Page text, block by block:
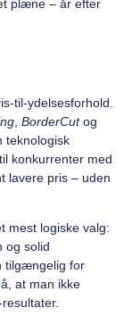
plæne – år efter
til-ydelsesforhold.
BorderCutog
teknologisk
konkurrenter med
lavere pris – uden
mest logiske valg:
og solid
tilgængelig for
at man ikke